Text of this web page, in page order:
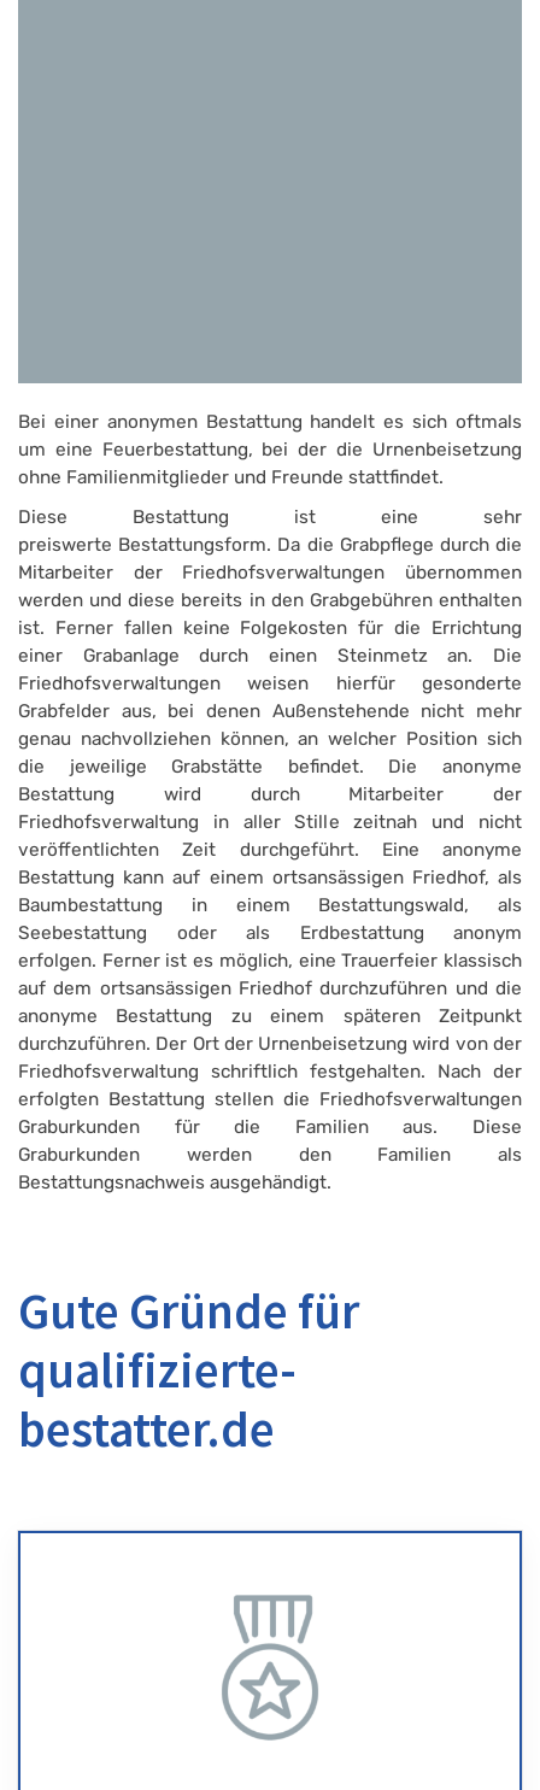
Bei einer anonymen Bestattung handelt es sich oftmals
um eine Feuerbestattung, bei der die Urnenbeisetzung
ohne Familienmitglieder und Freunde stattfindet.
Diese Bestattung ist eine sehr
preiswerte Bestattungsform. Da die Grabpflege durch die
Mitarbeiter der Friedhofsverwaltungen übernommen
werden und diese bereits in den Grabgebühren enthalten
ist. Ferner fallen keine Folgekosten für die Errichtung
einer Grabanlage durch einen Steinmetz an. Die
Friedhofsverwaltungen weisen hierfür gesonderte
Grabfelder aus, bei denen Außenstehende nicht mehr
genau nachvollziehen können, an welcher Position sich
die jeweilige Grabstätte befindet. Die anonyme
Bestattung wird durch Mitarbeiter der
Friedhofsverwaltung in aller Stille zeitnah und nicht
veröffentlichten Zeit durchgeführt. Eine anonyme
Bestattung kann auf einem ortsansässigen Friedhof, als
Baumbestattung in einem Bestattungswald, als
Seebestattung oder als Erdbestattung anonym
erfolgen. Ferner ist es möglich, eine Trauerfeier klassisch
auf dem ortsansässigen Friedhof durchzuführen und die
anonyme Bestattung zu einem späteren Zeitpunkt
durchzuführen. Der Ort der Urnenbeisetzung wird von der
Friedhofsverwaltung schriftlich festgehalten. Nach der
erfolgten Bestattung stellen die Friedhofsverwaltungen
Graburkunden für die Familien aus. Diese
Graburkunden werden den Familien als
Bestattungsnachweis ausgehändigt.
Gute Gründe für
qualifizierte-
bestatter.de